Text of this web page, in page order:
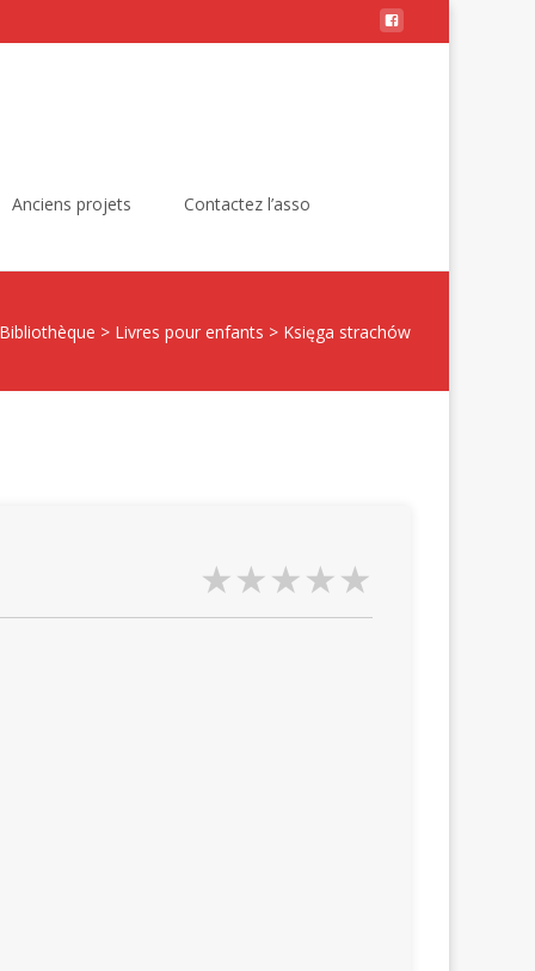
Anciens projets Contactez l’asso
Bibliothèque > Livres pour enfants > Księga strachów